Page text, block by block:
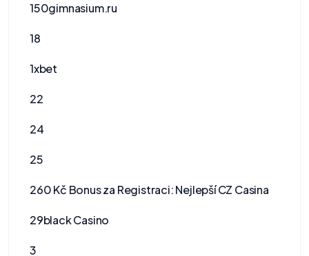
150gimnasium.ru
18
1xbet
22
24
25
260 Kč Bonus za Registraci: Nejlepší CZ Casina
29black Casino
3